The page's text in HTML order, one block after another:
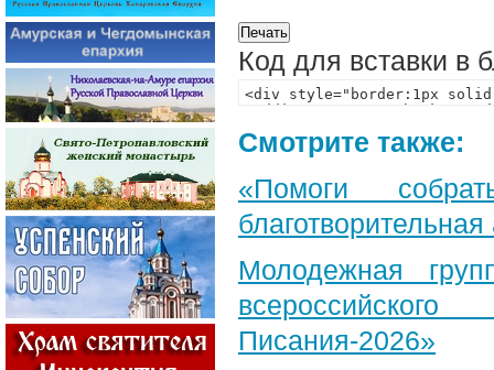
Код для вставки в
Смотрите также:
«Помоги
Молодежная
Писания-2026»